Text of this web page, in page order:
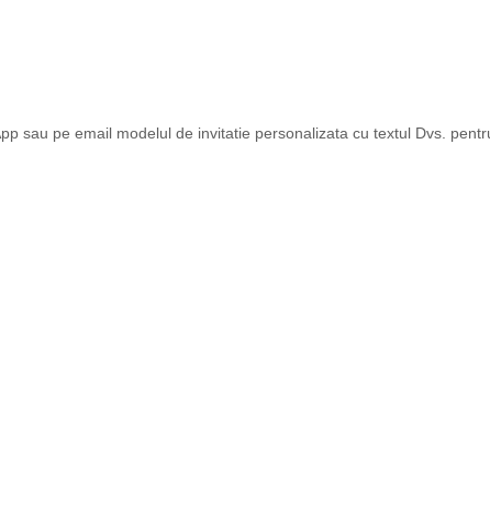
sau pe email modelul de invitatie personalizata cu textul Dvs.